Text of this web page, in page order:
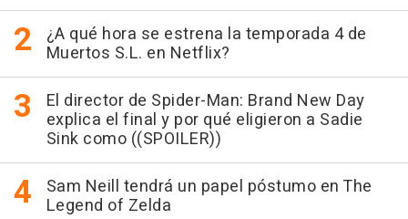
¿A qué hora se estrena la temporada 4 de
Muertos S.L. en Netflix?
El director de Spider-Man: Brand New Day
explica el final y por qué eligieron a Sadie
Sink como ((SPOILER))
Sam Neill tendrá un papel póstumo en The
Legend of Zelda